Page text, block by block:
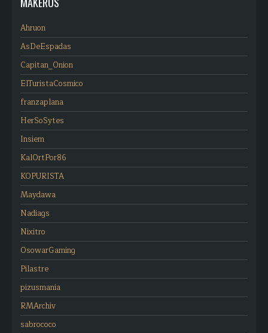
Ahruon
AsDeEspadas
Capitan_Onion
ElTuristaCosmico
franzaplana
HerSoSytes
Insiem
KalOrtPor86
KOPURISTA
Maydawa
Nadiags
Nixitro
OsowarGaming
Pilastre
pizusmania
RMArchiv
sabrococo